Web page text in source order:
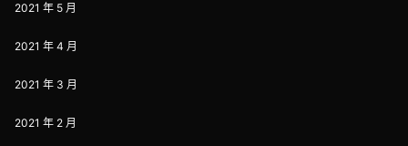
2021 年 5 月
2021 年 4 月
2021 年 3 月
2021 年 2 月